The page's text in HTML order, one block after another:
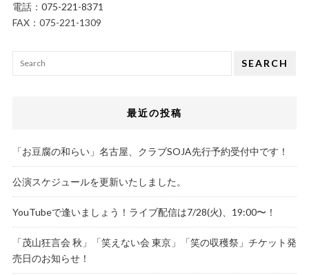
電話： 075-221-8371
FAX：075-221-1309
SEARCH
最近の投稿
「お豆腐の和らい」名古屋、クラブSOJA先行予約受付中です！
公演スケジュールを更新いたしました。
YouTubeで逢いましょう！ライブ配信は7/28(火)、19:00〜！
「茂山狂言会 秋」「笑えない会 東京」「笑の収穫祭」チケット発
売日のお知らせ！